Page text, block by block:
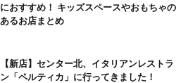
におすすめ！ キッズスペースやおもちゃの
あるお店まとめ
【新店】センター北、イタリアンレストラ
ン「ペルティカ」に行ってきました！